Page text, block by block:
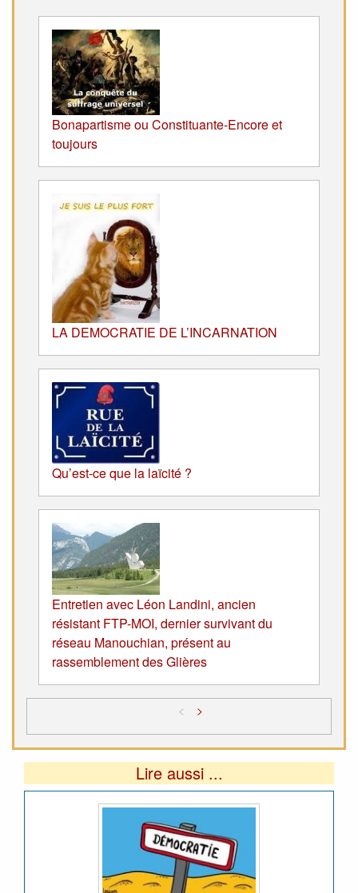
Bonapartisme ou Constituante-Encore et
toujours
LA DEMOCRATIE DE L’INCARNATION
Qu’est-ce que la laïcité ?
Entretien avec Léon Landini, ancien
résistant FTP-MOI, dernier survivant du
réseau Manouchian, présent au
rassemblement des Glières
< >
Lire aussi ...